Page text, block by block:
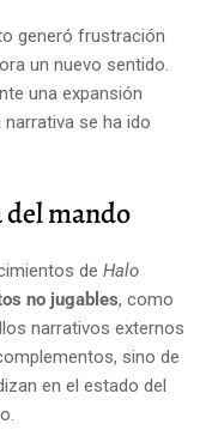
generó frustración
un nuevo sentido.
una expansión
se ha ido
mando
de Halo
no jugables, como
narrativos externos
sino de
en el estado del